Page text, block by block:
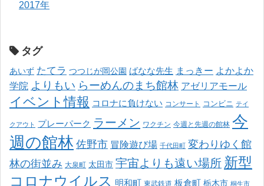
2017年
タグ
あいず たてラ つつじが岡公園 ばなな先生 まっきー よかよか
学院 よりもい らーめんのまち館林 アゼリアモール
イベント情報 コロナに負けない コンサート コンビニ テイ
クアウト プレーパーク ラーメン ワクチン 今週と先週の館林 今
週の館林 佐野市 冒険遊び場 千代田町 変わりゆく館
林の街並み 大泉町 太田市 宇宙よりも遠い場所 新型
コロナウイルス 明和町 東武鉄道 板倉町 栃木市 桐生市